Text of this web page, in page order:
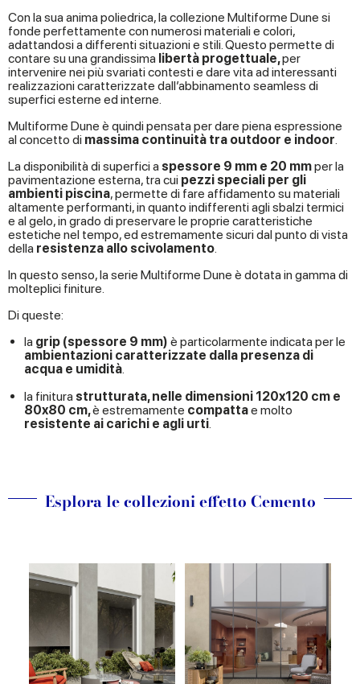
Con la sua anima poliedrica, la collezione Multiforme Dune si
fonde perfettamente con numerosi materiali e colori,
adattandosi a differenti situazioni e stili. Questo permette di
contare su una grandissima libertà progettuale,per
intervenire nei più svariati contesti e dare vita ad interessanti
realizzazioni caratterizzate dall’abbinamento seamless di
superfici esterne ed interne.
Multiforme Dune è quindi pensata per dare piena espressione
al concetto di massima continuità tra outdoor e indoor.
La disponibilità di superfici a spessore 9 mm e 20 mmper la
pavimentazione esterna, tra cui pezzi speciali per gli
ambienti piscina, permette di fare affidamento su materiali
altamente performanti, in quanto indifferenti agli sbalzi termici
e al gelo, in grado di preservare le proprie caratteristiche
estetiche nel tempo, ed estremamente sicuri dal punto di vista
della resistenza allo scivolamento.
In questo senso, la serie Multiforme Dune è dotata in gamma di
molteplici finiture.
Di queste:
la grip (spessore 9 mm) è particolarmente indicata per le
ambientazioni caratterizzate dalla presenza di
acqua e umidità.
la finitura strutturata, nelle dimensioni 120x120 cm e
80x80 cm,è estremamente compattae molto
resistente ai carichi e agli urti.
Esplora le collezioni effetto Cemento